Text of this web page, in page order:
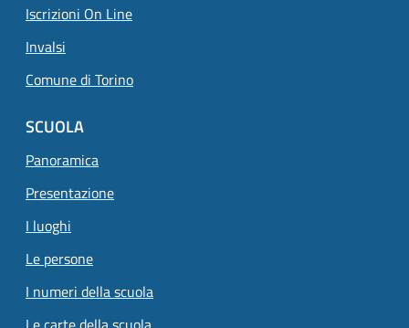
Iscrizioni On Line
Invalsi
Comune di Torino
SCUOLA
Panoramica
Presentazione
I luoghi
Le persone
I numeri della scuola